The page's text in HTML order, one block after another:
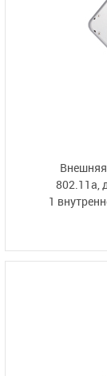
802.11a,
1